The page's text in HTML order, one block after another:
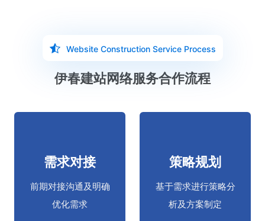
Website Construction Service Process
伊春建站网络服务合作流程
需求对接
前期对接沟通及明确
优化需求
策略规划
基于需求进行策略分
析及方案制定